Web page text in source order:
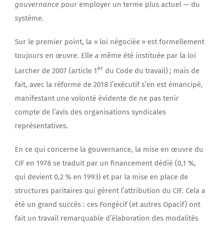
gouvernance pour employer un terme plus actuel — du
système.
Sur le premier point, la « loi négociée » est formellement
toujours en œuvre. Elle a même été instituée par la loi
Larcher de 2007 (article 1er du Code du travail) ; mais de
fait, avec la réforme de 2018 l’exécutif s’en est émancipé,
manifestant une volonté évidente de ne pas tenir
compte de l’avis des organisations syndicales
représentatives.
En ce qui concerne la gouvernance, la mise en œuvre du
CIF en 1978 se traduit par un financement dédié (0,1 %,
qui devient 0,2 % en 1993) et par la mise en place de
structures paritaires qui gèrent l’attribution du CIF. Cela a
été un grand succès : ces Fongécif (et autres Opacif) ont
fait un travail remarquable d’élaboration des modalités